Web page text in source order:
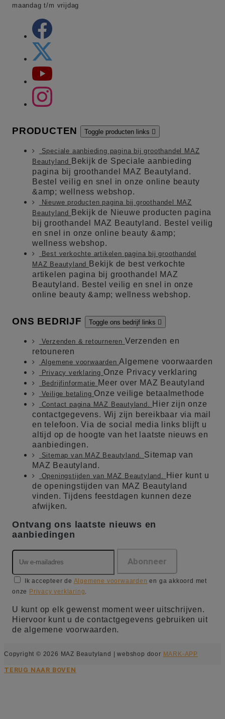
maandag t/m vrijdag
PRODUCTEN Toggle producten links 
Speciale aanbieding pagina bij groothandel MAZ
Beautyland
Bekijk de Speciale aanbieding
pagina bij groothandel MAZ Beautyland.
Bestel veilig en snel in onze online beauty
&amp; wellness webshop.
Nieuwe producten pagina bij groothandel MAZ
Beautyland
Bekijk de Nieuwe producten pagina
bij groothandel MAZ Beautyland. Bestel veilig
en snel in onze online beauty &amp;
wellness webshop.
Best verkochte artikelen pagina bij groothandel
MAZ Beautyland
Bekijk de best verkochte
artikelen pagina bij groothandel MAZ
Beautyland. Bestel veilig en snel in onze
online beauty &amp; wellness webshop.
ONS BEDRIJF Toggle ons bedrijf links 
Verzenden & retourneren Verzenden en
retouneren
Algemene voorwaardenAlgemene voorwaarden
Privacy verklaring Onze Privacy verklaring
Bedrijfinformatie Meer over MAZ Beautyland
Veilige betaling Onze veilige betaalmethode
Contact pagina MAZ Beautyland. Hier zijn onze
contactgegevens. Wij zijn bereikbaar via mail
en telefoon. Via de social media links blijft u
altijd op de hoogte van het laatste nieuws en
aanbiedingen.
Sitemap van MAZ Beautyland. Sitemap van
MAZ Beautyland.
Openingstijden van MAZ Beautyland.
Hier kunt u
de openingstijden van MAZ Beautyland
vinden. Tijdens feestdagen kunnen deze
afwijken.
Ontvang ons laatste nieuws en
aanbiedingen
Ik accepteer de Algemene voorwaarden en ga akkoord met
onze Privacy verklaring.
U kunt op elk gewenst moment weer uitschrijven.
Hiervoor kunt u de contactgegevens gebruiken uit
de algemene voorwaarden.
Copyright © 2026 MAZ Beautyland | webshop door MARK-APP
TERUG NAAR BOVEN